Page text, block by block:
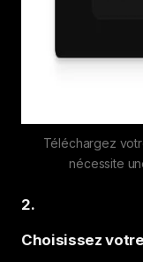
Téléchargez
nécessite
2.
Choisissez